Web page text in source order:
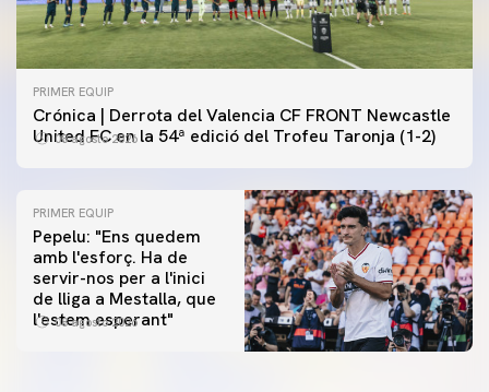
PRIMER EQUIP
Crónica | Derrota del Valencia CF FRONT Newcastle
United FC en la 54ª edició del Trofeu Taronja (1-2)
08 agosto 2026
PRIMER EQUIP
Pepelu: "Ens quedem
amb l'esforç. Ha de
servir-nos per a l'inici
de lliga a Mestalla, que
l'estem esperant"
08 agosto 2026
PRIMER EQUIP
📸 #ValenciaNUFC
PRIMER EQUIP
MESTALLA 📍